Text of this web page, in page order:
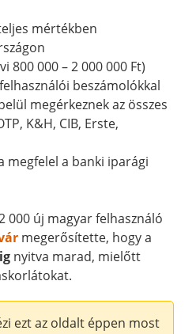
mértékben
800 000 – 2 000 000 Ft)
beszámolókkal
megérkeznek az összes
K&H, CIB, Erste,
a banki iparági
000 új magyar felhasználó
megerősítette, hogy a
nyitva marad, mielőtt
ezt az oldalt éppen most